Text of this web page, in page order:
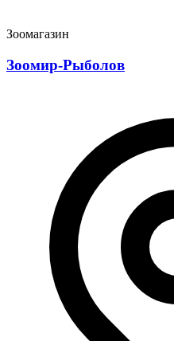
Зоомагазин
Зоомир-Рыболов